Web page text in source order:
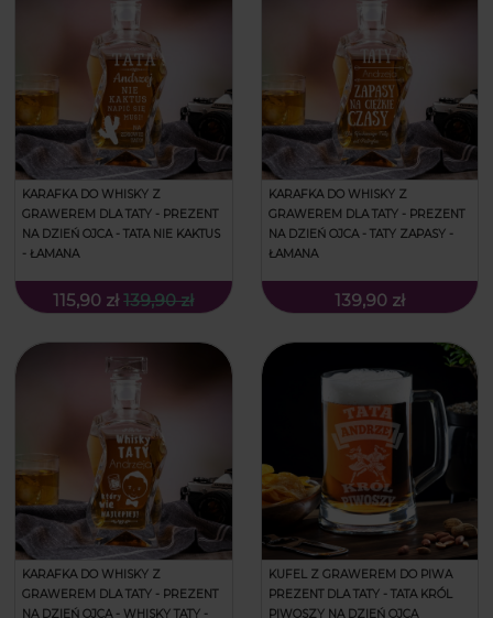
KARAFKA DO WHISKY Z
GRAWEREM DLA TATY - PREZENT
NA DZIEŃ OJCA - TATA NIE KAKTUS
- ŁAMANA
115,90 zł 139,90 zł
KARAFKA DO WHISKY Z
GRAWEREM DLA TATY - PREZENT
NA DZIEŃ OJCA - TATY ZAPASY -
ŁAMANA
139,90 zł
KARAFKA DO WHISKY Z
GRAWEREM DLA TATY - PREZENT
NA DZIEŃ OJCA - WHISKY TATY -
KUFEL Z GRAWEREM DO PIWA
PREZENT DLA TATY - TATA KRÓL
PIWOSZY NA DZIEŃ OJCA